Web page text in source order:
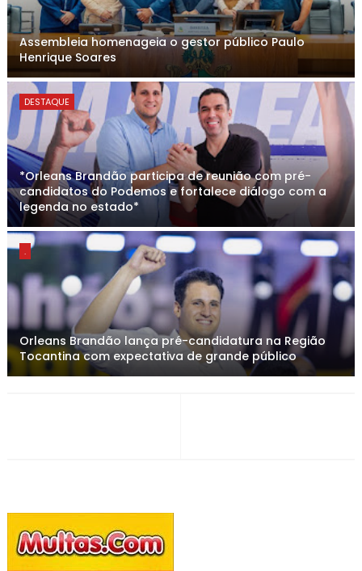
Assembleia homenageia o gestor público Paulo
Henrique Soares
DESTAQUE
*Orleans Brandão participa de reunião com pré-
candidatos do Podemos e fortalece diálogo com a
legenda no estado*
.
Orleans Brandão lança pré-candidatura na Região
Tocantina com expectativa de grande público